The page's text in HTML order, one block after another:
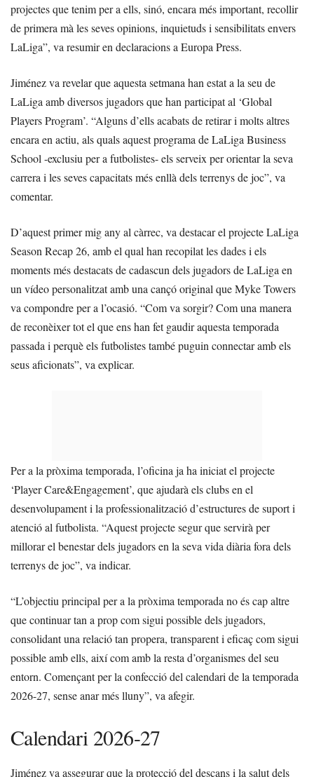
projectes que tenim per a ells, sinó, encara més important, recollir
de primera mà les seves opinions, inquietuds i sensibilitats envers
LaLiga”, va resumir en declaracions a Europa Press.
Jiménez va revelar que aquesta setmana han estat a la seu de
LaLiga amb diversos jugadors que han participat al ‘Global
Players Program’. “Alguns d’ells acabats de retirar i molts altres
encara en actiu, als quals aquest programa de LaLiga Business
School -exclusiu per a futbolistes- els serveix per orientar la seva
carrera i les seves capacitats més enllà dels terrenys de joc”, va
comentar.
D’aquest primer mig any al càrrec, va destacar el projecte LaLiga
Season Recap 26, amb el qual han recopilat les dades i els
moments més destacats de cadascun dels jugadors de LaLiga en
un vídeo personalitzat amb una cançó original que Myke Towers
va compondre per a l’ocasió. “Com va sorgir? Com una manera
de reconèixer tot el que ens han fet gaudir aquesta temporada
passada i perquè els futbolistes també puguin connectar amb els
seus aficionats”, va explicar.
Per a la pròxima temporada, l’oficina ja ha iniciat el projecte
‘Player Care&Engagement’, que ajudarà els clubs en el
desenvolupament i la professionalització d’estructures de suport i
atenció al futbolista. “Aquest projecte segur que servirà per
millorar el benestar dels jugadors en la seva vida diària fora dels
terrenys de joc”, va indicar.
“L’objectiu principal per a la pròxima temporada no és cap altre
que continuar tan a prop com sigui possible dels jugadors,
consolidant una relació tan propera, transparent i eficaç com sigui
possible amb ells, així com amb la resta d’organismes del seu
entorn. Començant per la confecció del calendari de la temporada
2026-27, sense anar més lluny”, va afegir.
Calendari 2026-27
Jiménez va assegurar que la protecció del descans i la salut dels